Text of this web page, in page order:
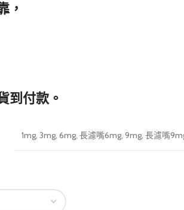
，
到付款。
1mg, 3mg, 6mg, 長濾嘴6mg, 9mg, 長濾嘴